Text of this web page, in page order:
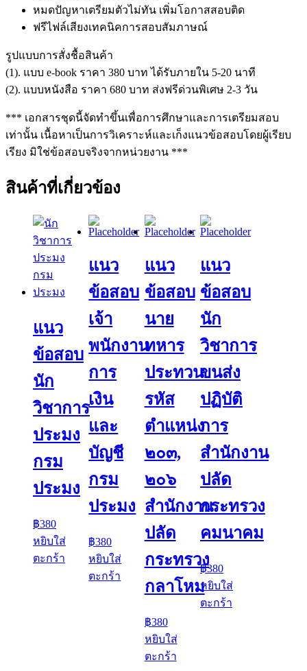
หมดปัญหาเตรียมตัวไม่ทัน เพิ่มโอกาสสอบติด
ฟรีไฟล์เสียงเทคนิคการสอบสัมภาษณ์
รูปแบบการสั่งชื้อสินค้า
(1). แบบ e-book ราคา 380 บาท ได้รับภายใน 5-20 นาที
(2). แบบหนังสือ ราคา 680 บาท ส่งฟรีด่วนพิเศษ 2-3 วัน
*** เอกสารชุดนี้จัดทำขึ้นเพื่อการศึกษาและการเตรียมสอบ
เท่านั้น เนื้อหาเป็นการวิเคราะห์และเก็งแนวข้อสอบโดยผู้เรียบ
เรียง มิใช่ข้อสอบจริงจากหน่วยงาน ***
สินค้าที่เกี่ยวข้อง
แนว
ข้อสอบ
นัก
วิชาการ
ประมง
กรม
ประมง
฿380
หยิบใส่
ตะกร้า
แนว
ข้อสอบ
เจ้า
พนักงาน
การ
เงิน
และ
บัญชี
กรม
ประมง
฿380
หยิบใส่
ตะกร้า
แนว
ข้อสอบ
นาย
ทหาร
ประทวน
รหัส
ตำแหน่ง
๒๐๓,
๒๐๖
สำนักงาน
ปลัด
กระทรวง
กลาโหม
฿380
หยิบใส่
ตะกร้า
แนว
ข้อสอบ
นัก
วิชาการ
ขนส่ง
ปฏิบัติ
การ
สำนักงาน
ปลัด
กระทรวง
คมนาคม
฿380
หยิบใส่
ตะกร้า